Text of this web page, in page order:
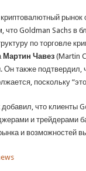
рынок
что Goldman Sachs в
по торговле
Мартин Чавез (Martin
Он также подтвердил,
поскольку
что клиенты
и трейдерами
и возможностей